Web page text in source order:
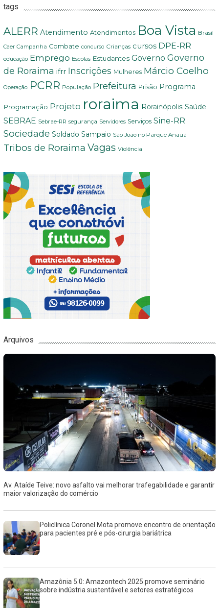
tags
ALERR Atendimento Atendimentos Boa Vista Brasil
Caer Campanha Combate concurso Crianças cursos DPE-RR
educação Emprego Escolas Estudantes Governo Governo
de Roraima ifrr Inscrições Mulheres Márcio Coelho
Operação PCRR População Prefeitura Prisão Programa
Programação Projeto roraima Rorainópolis Saúde
SEBRAE Sebrae-RR segurança Servidores Serviços Sine-RR
Sociedade Soldado Sampaio São João no Parque Anauá
Tribos de Roraima Vagas Violência
Arquivos
Av. Ataíde Teive: novo asfalto vai melhorar trafegabilidade e garantir
maior valorização do comércio
Policlínica Coronel Mota promove encontro de orientação
para pacientes pré e pós-cirurgia bariátrica
Amazônia 5.0: Amazontech 2025 promove seminário
sobre indústria sustentável e setores estratégicos